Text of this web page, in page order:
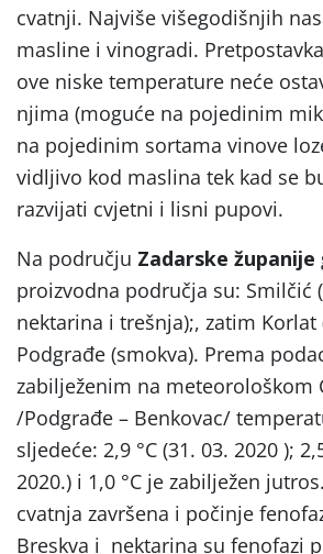
cvatnji. Najviše višegodišnjih
masline i vinogradi.
ove niske temperature neće
njima (moguće na pojedinim
na pojedinim sortama vinove
vidljivo kod maslina tek kad se
razvijati cvjetni i lisni pupovi.
Na području Zadarske županije
proizvodna područja su: Smilčić
nektarina i trešnja);, zatim Korlat
Podgrađe (smokva). Prema
zabilježenim na meteorološkom
/Podgrađe – Benkovac/
sljedeće: 2,9 °C (31. 03. 2020 );
2020.) i 1,0 °C je zabilježen
cvatnja završena i počinje
Breskva i nektarina su fenofazi